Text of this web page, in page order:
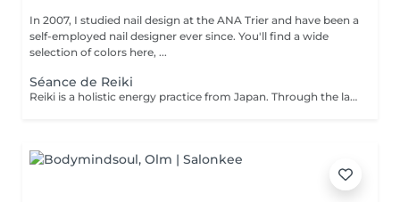
In 2007, I studied nail design at the ANA Trier and have been a
self-employed nail designer ever since. You'll find a wide
selection of colors here, ...
Séance de Reiki
Reiki is a holistic energy practice from Japan. Through the laying on of hands, the flow of energy in the body is harmonized and the self-healing powers are activated.